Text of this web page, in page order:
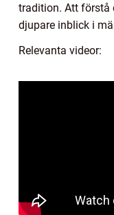
tradition. Att förstå
djupare inblick i
Relevanta videor: